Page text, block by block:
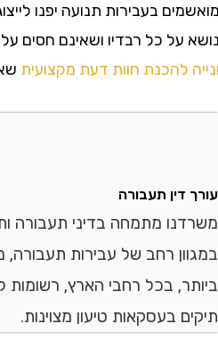
בעבירות תנועה יפנו לייצוג
כל רבדיו ושאינם חסים על
להכנת חוות דעת מקצועיתשאינו
תעבורה
מתמחה בדיני תעבורה
רחב של עבירות תעבורה,
בכל רחבי הארץ, רשומות
בעסקאות טיעון מצוינות.